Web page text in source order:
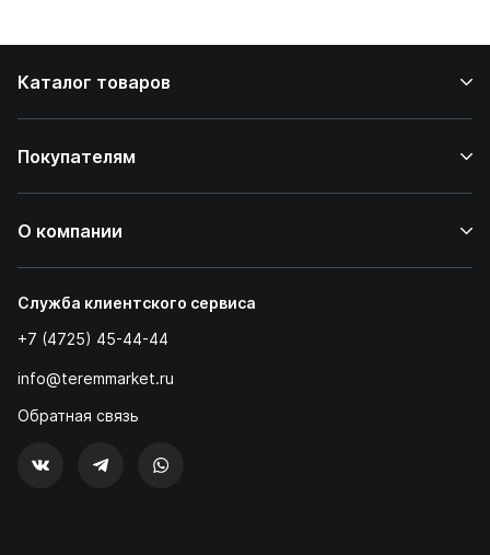
Каталог товаров
Покупателям
О компании
Служба клиентского сервиса
+7 (4725) 45-44-44
info@teremmarket.ru
Обратная связь